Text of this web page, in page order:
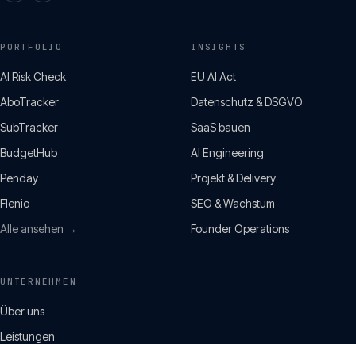
PORTFOLIO
AI Risk Check
AboTracker
SubTracker
BudgetHub
Penday
Flenio
Alle ansehen →
INSIGHTS
EU AI Act
Datenschutz & DSGVO
SaaS bauen
AI Engineering
Projekt & Delivery
SEO & Wachstum
Founder Operations
UNTERNEHMEN
Über uns
Leistungen